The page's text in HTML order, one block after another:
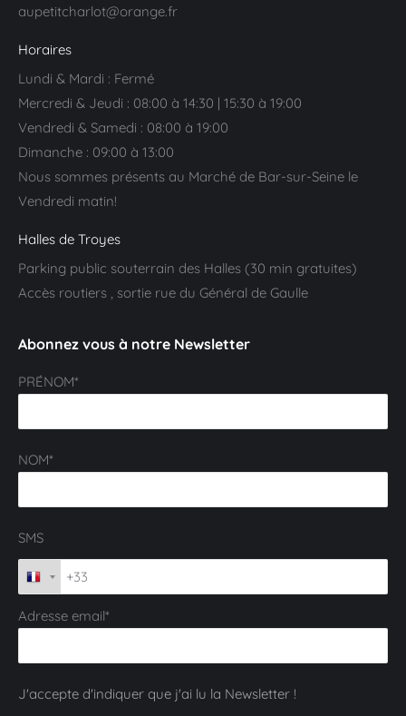
aupetitcharlot@orange.fr
Horaires
Lundi & Mardi : Fermé
Mercredi & Jeudi : 08:00 à 14:30 | 15:30 à 19:00
Vendredi & Samedi : 08:00 à 19:00
Dimanche : 09:00 à 13:00
Nous sommes présents au Marché de Bar-sur-Seine le
Vendredi matin!
Halles de Troyes
Parking public souterrain des Halles (30 min gratuites)
Accès routiers , sortie rue du Général de Gaulle
Abonnez vous à notre Newsletter
PRÉNOM*
NOM*
SMS
Adresse email*
J'accepte d'indiquer que j'ai lu la Newsletter !